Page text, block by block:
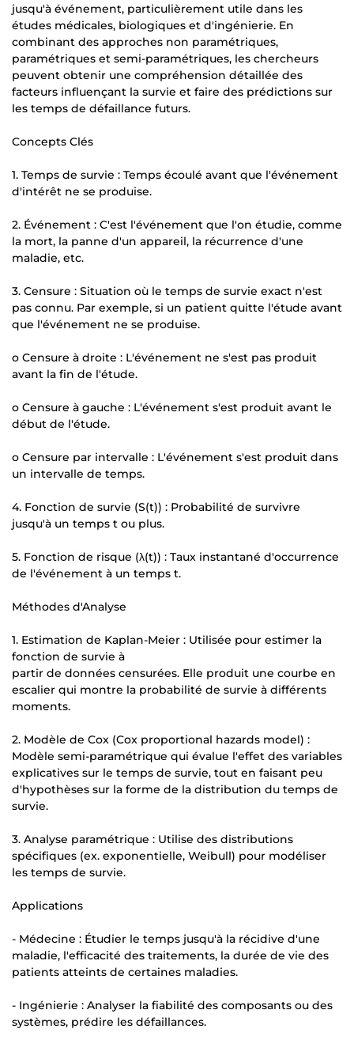
jusqu'à événement, particulièrement utile dans les
études médicales, biologiques et d'ingénierie. En
combinant des approches non paramétriques,
paramétriques et semi-paramétriques, les chercheurs
peuvent obtenir une compréhension détaillée des
facteurs influençant la survie et faire des prédictions sur
les temps de défaillance futurs.
Concepts Clés
1. Temps de survie : Temps écoulé avant que l'événement
d'intérêt ne se produise.
2. Événement : C'est l'événement que l'on étudie, comme
la mort, la panne d'un appareil, la récurrence d'une
maladie, etc.
3. Censure : Situation où le temps de survie exact n'est
pas connu. Par exemple, si un patient quitte l'étude avant
que l'événement ne se produise.
o Censure à droite : L'événement ne s'est pas produit
avant la fin de l'étude.
o Censure à gauche : L'événement s'est produit avant le
début de l'étude.
o Censure par intervalle : L'événement s'est produit dans
un intervalle de temps.
4. Fonction de survie (S(t)) : Probabilité de survivre
jusqu'à un temps t ou plus.
5. Fonction de risque (λ(t)) : Taux instantané d'occurrence
de l'événement à un temps t.
Méthodes d'Analyse
1. Estimation de Kaplan-Meier : Utilisée pour estimer la
fonction de survie à
partir de données censurées. Elle produit une courbe en
escalier qui montre la probabilité de survie à différents
moments.
2. Modèle de Cox (Cox proportional hazards model) :
Modèle semi-paramétrique qui évalue l'effet des variables
explicatives sur le temps de survie, tout en faisant peu
d'hypothèses sur la forme de la distribution du temps de
survie.
3. Analyse paramétrique : Utilise des distributions
spécifiques (ex. exponentielle, Weibull) pour modéliser
les temps de survie.
Applications
- Médecine : Étudier le temps jusqu'à la récidive d'une
maladie, l'efficacité des traitements, la durée de vie des
patients atteints de certaines maladies.
- Ingénierie : Analyser la fiabilité des composants ou des
systèmes, prédire les défaillances.